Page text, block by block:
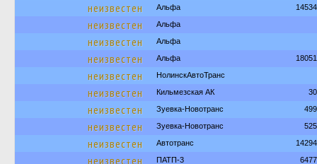
неизвестен Альфа
неизвестен Альфа
неизвестен Альфа
неизвестен Альфа
неизвестен НолинскАвтоТранс
неизвестен Кильмезская АК
неизвестен Зуевка-Новотранс
неизвестен Зуевка-Новотранс
неизвестен Автотранс
неизвестен ПАТП-3